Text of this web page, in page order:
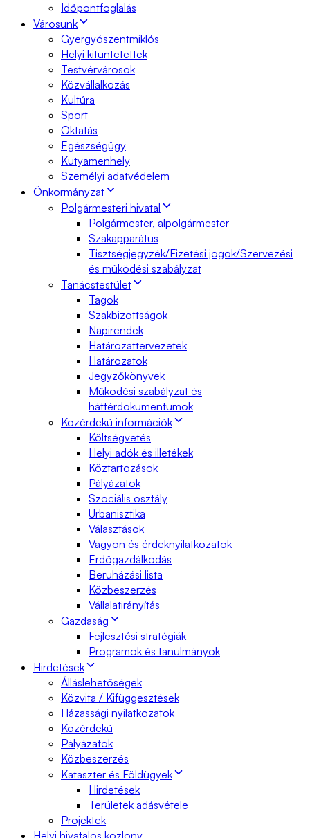
Időpontfoglalás
Városunk
Gyergyószentmiklós
Helyi kitüntetettek
Testvérvárosok
Közvállalkozás
Kultúra
Sport
Oktatás
Egészségügy
Kutyamenhely
Személyi adatvédelem
Önkormányzat
Polgármesteri hivatal
Polgármester, alpolgármester
Szakapparátus
Tisztségjegyzék/Fizetési jogok/Szervezési
és működési szabályzat
Tanácstestület
Tagok
Szakbizottságok
Napirendek
Határozattervezetek
Határozatok
Jegyzőkönyvek
Működési szabályzat és
háttérdokumentumok
Közérdekű információk
Költségvetés
Helyi adók és illetékek
Köztartozások
Pályázatok
Szociális osztály
Urbanisztika
Választások
Vagyon és érdeknyilatkozatok
Erdőgazdálkodás
Beruházási lista
Közbeszerzés
Vállalatirányítás
Gazdaság
Fejlesztési stratégiák
Programok és tanulmányok
Hirdetések
Álláslehetőségek
Közvita / Kifüggesztések
Házassági nyilatkozatok
Közérdekű
Pályázatok
Közbeszerzés
Kataszter és Földügyek
Hirdetések
Területek adásvétele
Projektek
Helyi hivatalos közlöny